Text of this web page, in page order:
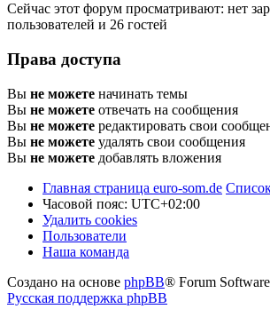
Сейчас этот форум просматривают: нет
пользователей и 26 гостей
Права доступа
Вы не можете начинать темы
Вы не можете отвечать на сообщения
Вы не можете редактировать свои
Вы не можете удалять свои сообщения
Вы не можете добавлять вложения
Главная страница euro-som.de
Часовой пояс: UTC+02:00
Удалить cookies
Пользователи
Наша команда
Создано на основе phpBB® Forum
Русская поддержка phpBB